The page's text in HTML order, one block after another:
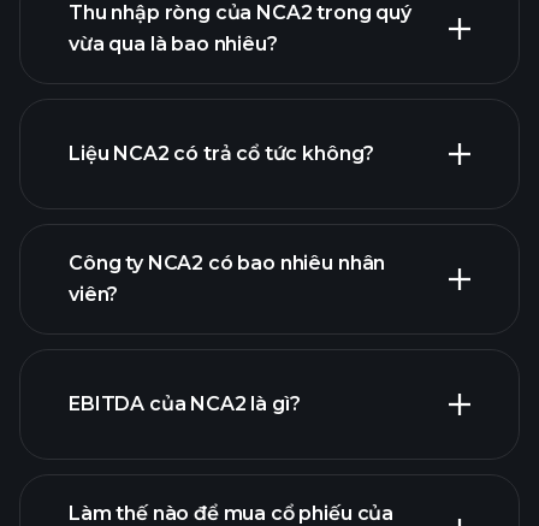
lợi nhuận của NCA2
Thu nhập ròng của NCA2 trong quý
vừa qua là bao nhiêu?
Liệu NCA2 có trả cổ tức không?
Công ty NCA2 có bao nhiêu nhân
viên?
nhà tuyển dụng lớn nhất
EBITDA của NCA2 là gì?
Làm thế nào để mua cổ phiếu của